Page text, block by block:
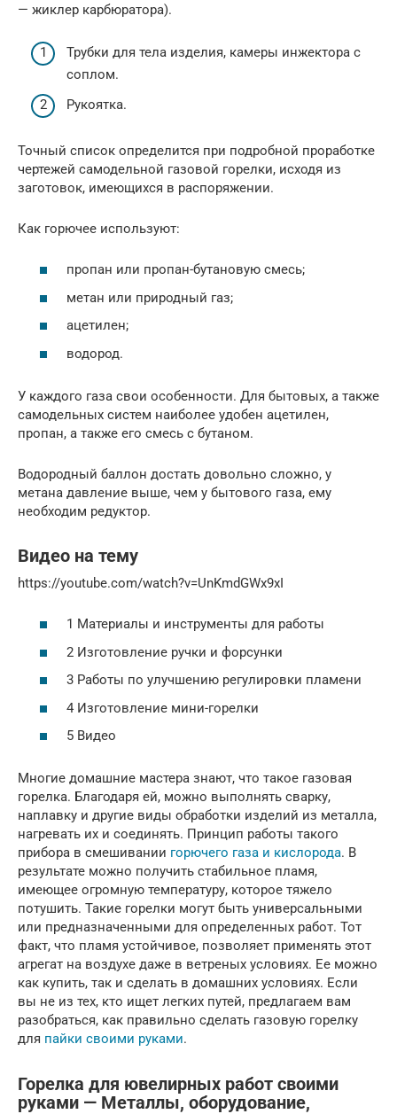
— жиклер карбюратора).
Трубки для тела изделия, камеры инжектора с
соплом.
Рукоятка.
Точный список определится при подробной проработке
чертежей самодельной газовой горелки, исходя из
заготовок, имеющихся в распоряжении.
Как горючее используют:
пропан или пропан-бутановую смесь;
метан или природный газ;
ацетилен;
водород.
У каждого газа свои особенности. Для бытовых, а также
самодельных систем наиболее удобен ацетилен,
пропан, а также его смесь с бутаном.
Водородный баллон достать довольно сложно, у
метана давление выше, чем у бытового газа, ему
необходим редуктор.
Видео на тему
https://youtube.com/watch?v=UnKmdGWx9xI
1 Материалы и инструменты для работы
2 Изготовление ручки и форсунки
3 Работы по улучшению регулировки пламени
4 Изготовление мини-горелки
5 Видео
Многие домашние мастера знают, что такое газовая
горелка. Благодаря ей, можно выполнять сварку,
наплавку и другие виды обработки изделий из металла,
нагревать их и соединять. Принцип работы такого
прибора в смешивании горючего газа и кислорода. В
результате можно получить стабильное пламя,
имеющее огромную температуру, которое тяжело
потушить. Такие горелки могут быть универсальными
или предназначенными для определенных работ. Тот
факт, что пламя устойчивое, позволяет применять этот
агрегат на воздухе даже в ветреных условиях. Ее можно
как купить, так и сделать в домашних условиях. Если
вы не из тех, кто ищет легких путей, предлагаем вам
разобраться, как правильно сделать газовую горелку
для пайки своими руками.
Горелка для ювелирных работ своими
руками — Металлы, оборудование,